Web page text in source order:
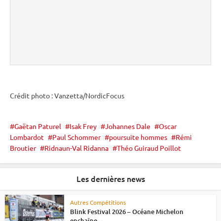
Crédit photo : Vanzetta/NordicFocus
Gaëtan Paturel Isak Frey Johannes Dale
Oscar
Lombardot
Paul Schommer poursuite hommes
Rémi
Broutier
Ridnaun-Val Ridanna Théo Guiraud Poillot
Les dernières news
Autres Compétitions
Blink Festival 2026 – Océane Michelon